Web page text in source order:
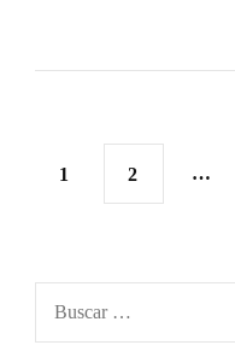
Paginación
entradas
Página
1 Página
2 …